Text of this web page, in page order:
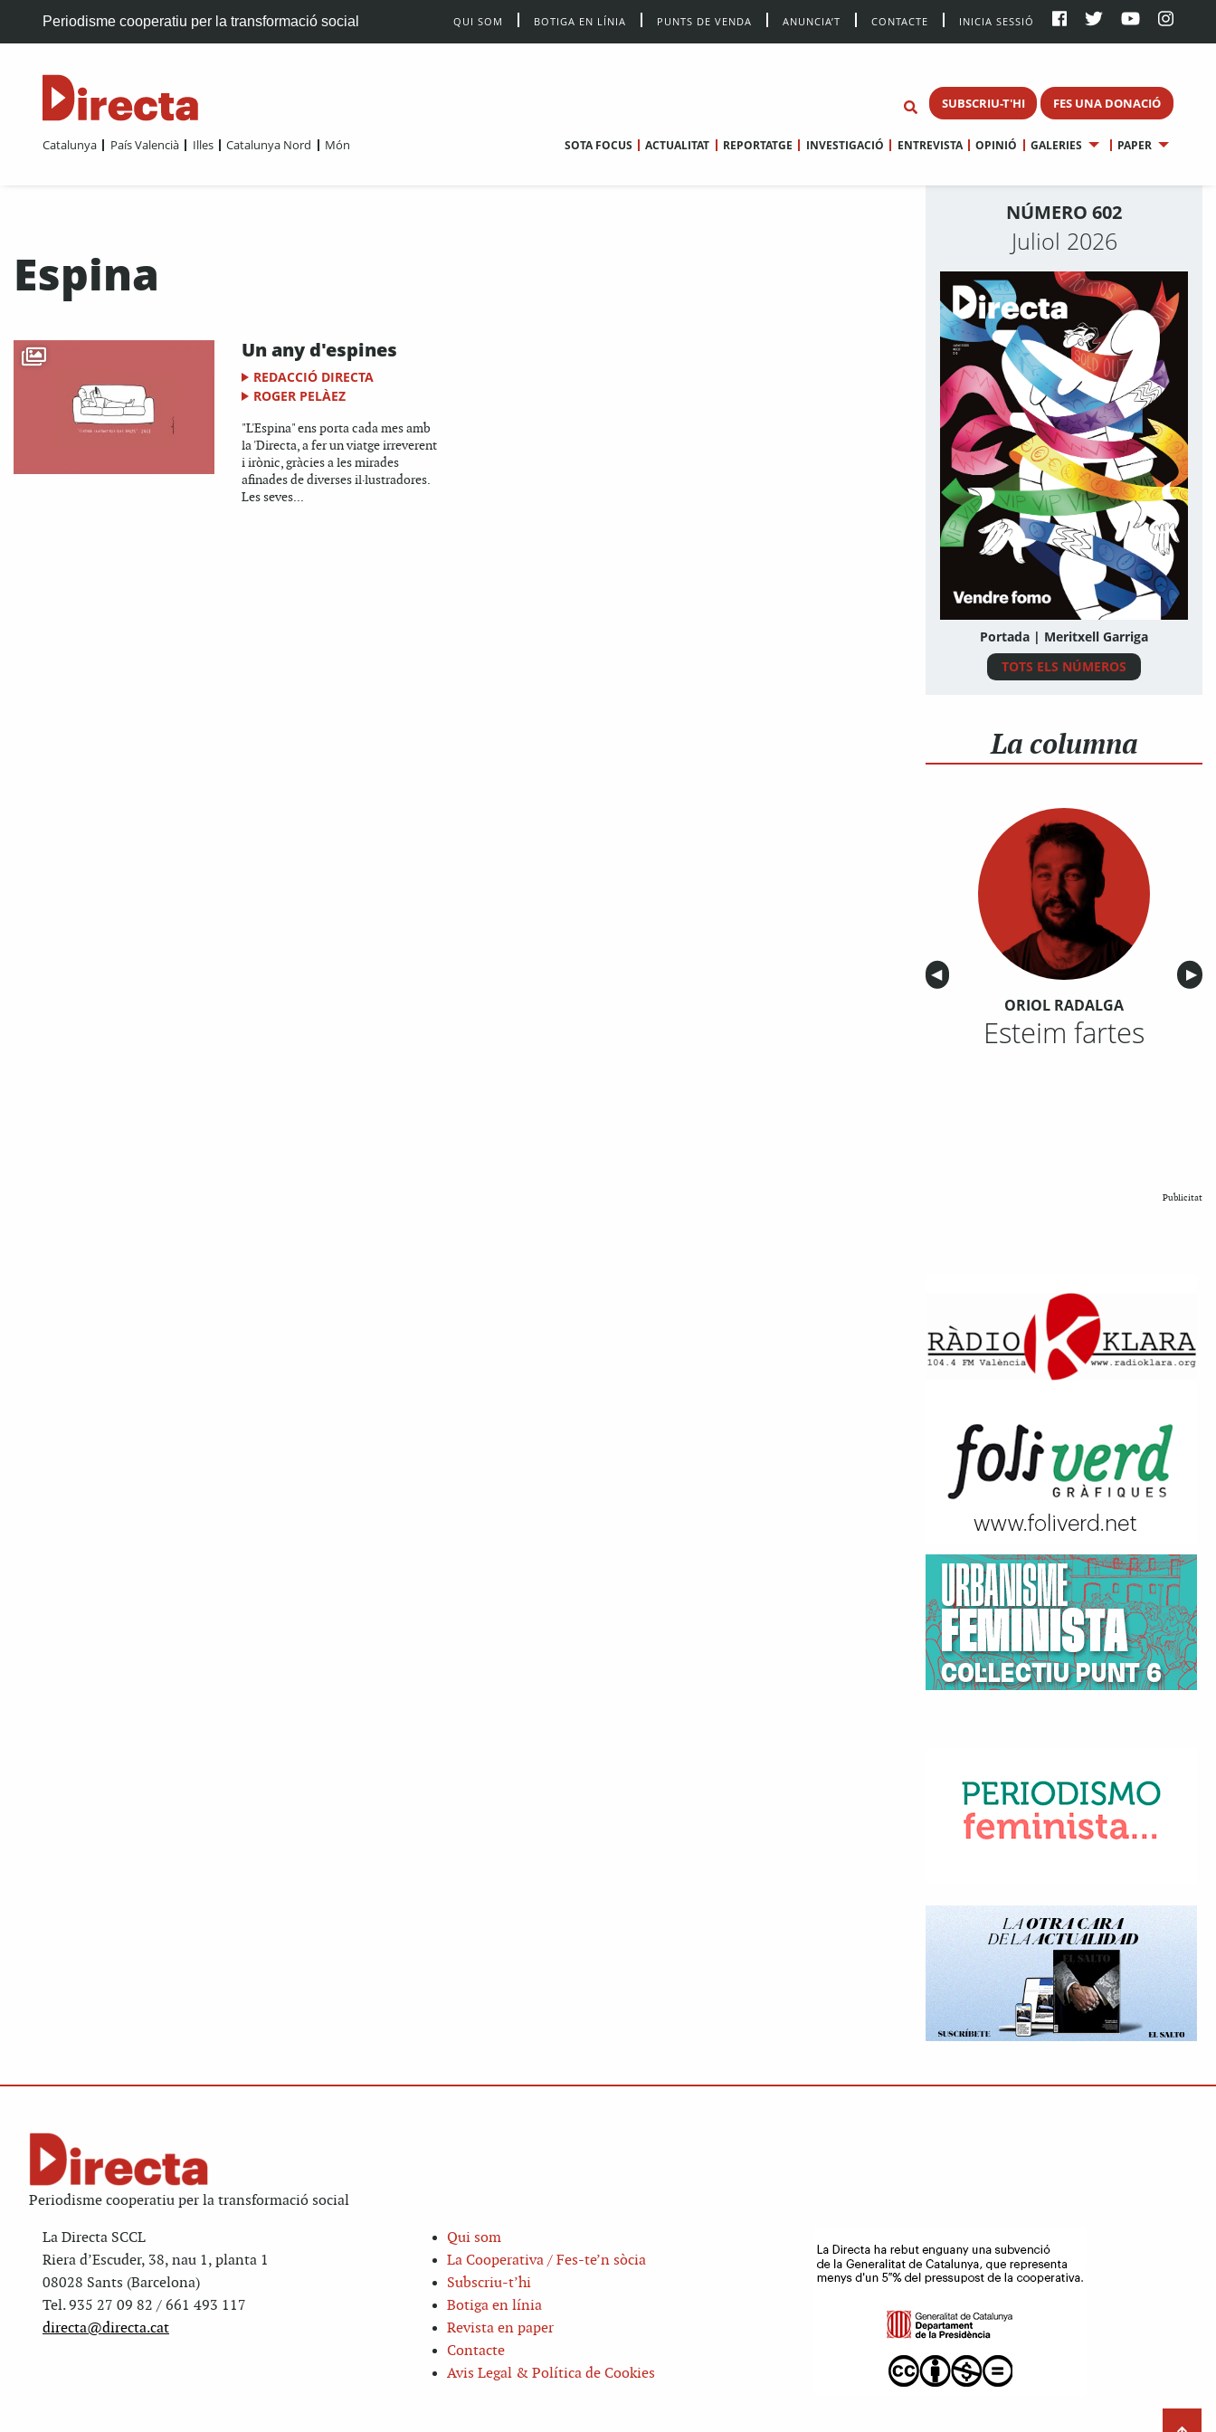
Periodisme cooperatiu per la transformació social QUI SOM BOTIGA EN LÍNIA PUNTS DE VENDA ANUNCIA’T CONTACTE INICIA SESSIÓ
SUBSCRIU-T'HI FES UNA DONACIÓ
Catalunya País Valencià Illes Catalunya Nord Món SOTA FOCUS ACTUALITAT REPORTATGE INVESTIGACIÓ ENTREVISTA OPINIÓ GALERIES PAPER
Espina
Un any d'espines
REDACCIÓ DIRECTA
ROGER PELÀEZ
"L'Espina" ens porta cada mes amb
la 'Directa, a fer un viatge irreverent
i irònic, gràcies a les mirades
afinades de diverses il·lustradores.
Les seves...
NÚMERO 602
Juliol 2026
Portada | Meritxell Garriga
TOTS ELS NÚMEROS
La columna
Anterior
◀︎ ▶︎
ORIOL RADALGA
Esteim fartes
Publicitat
Periodisme cooperatiu per la transformació social
La Directa SCCL
Riera d’Escuder, 38, nau 1, planta 1
08028 Sants (Barcelona)
Tel. 935 27 09 82 / 661 493 117
directa@directa.cat
Qui som
La Cooperativa / Fes-te’n sòcia
Subscriu-t’hi
Botiga en línia
Revista en paper
Contacte
Avis Legal & Política de Cookies